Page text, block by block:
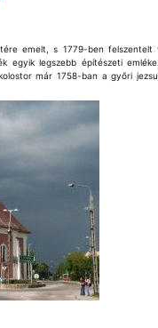
emelt, s 1779-ben felszentelt
egyik legszebb építészeti
már 1758-ban a győri